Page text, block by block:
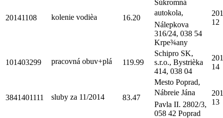
20141108 kolenie vodièa 16.20
Súkromná
autokola,
Nálepkova
316/24, 038 54
Krpe¾any
12
101403299 pracovná obuv+plá 119.99
Schipro SK,
s.r.o., Bystrièka
414, 038 04
14
3841401111 sluby za 11/2014 83.47
Mesto Poprad,
Nábreie Jána
Pavla II. 2802/3,
058 42 Poprad
13